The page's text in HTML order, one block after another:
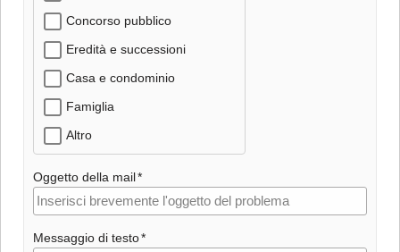
Concorso pubblico
Eredità e successioni
Casa e condominio
Famiglia
Altro
Oggetto della mail
Messaggio di testo